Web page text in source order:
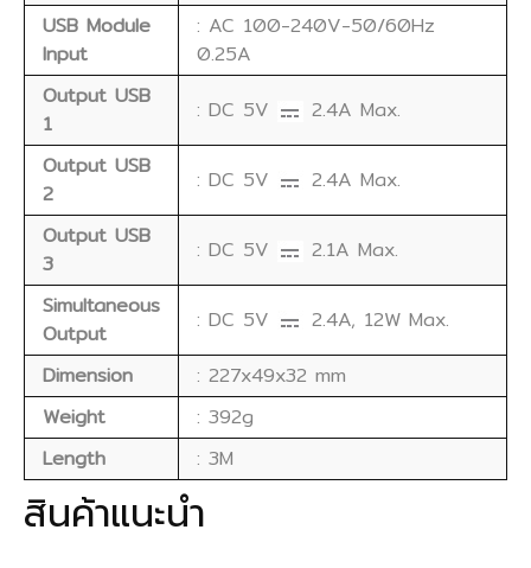
USB Module
Input
: AC 100-240V-50/60Hz
0.25A
Output USB
1
: DC 5V
2.4A Max.
Output USB
2
: DC 5V
2.4A Max.
Output USB
3
: DC 5V
2.1A Max.
Simultaneous
Output
: DC 5V
2.4A, 12W Max.
Dimension
: 227x49x32 mm
Weight
: 392g
Length
: 3M
สินค้าแนะนำ